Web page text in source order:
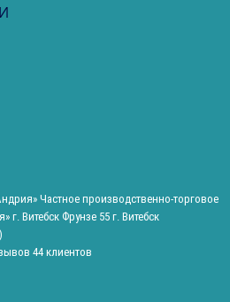
Частное производственно-торговое
г. Витебск Фрунзе 55 г. Витебск
44 клиентов